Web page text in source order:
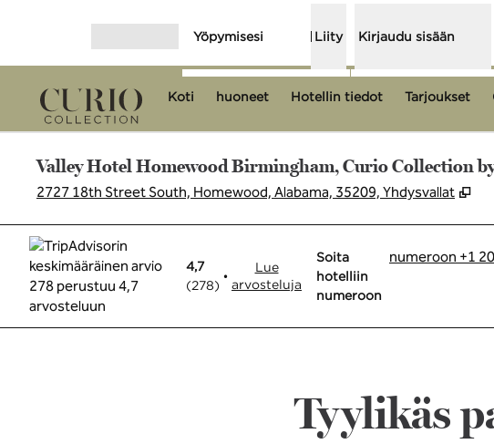
Yöpymisesi Liity Kirjaudu sisään
Koti huoneet Hotellin tiedot Tarjoukset
Valley Hotel Homewood Birmingham, Curio Collection
2727 18th Street South, Homewood, Alabama, 35209, Yhdysvallat ,
4,7
(278)
•
Lue
arvosteluja
Soita
hotelliin
numeroon
Soita numeroon +1
Tyylikäs